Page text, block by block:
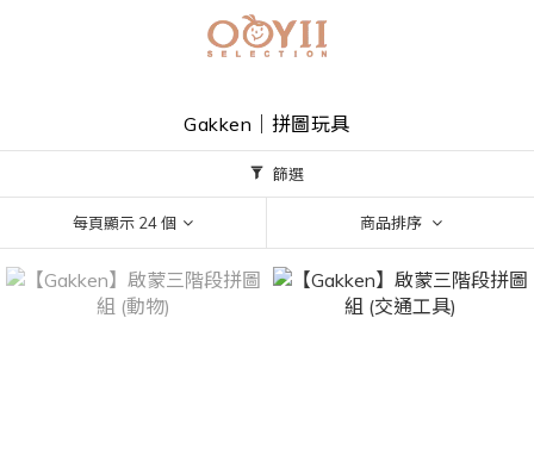
Gakken｜拼圖玩具
篩選
每頁顯示 24 個 商品排序